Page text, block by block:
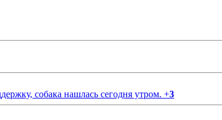
собака нашлась сегодня утром. +3